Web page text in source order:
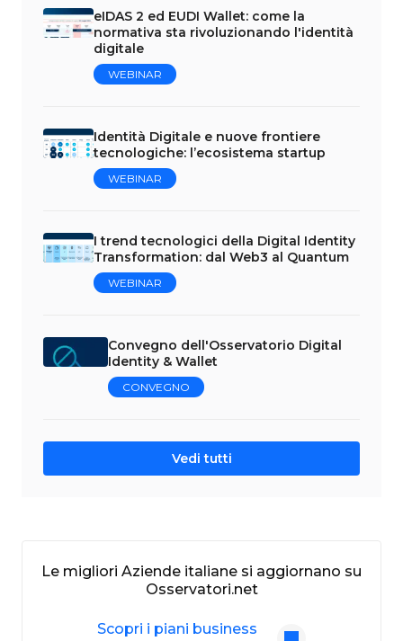
eIDAS 2 ed EUDI Wallet: come la
normativa sta rivoluzionando l'identità
digitale
WEBINAR
Identità Digitale e nuove frontiere
tecnologiche: l’ecosistema startup
WEBINAR
I trend tecnologici della Digital Identity
Transformation: dal Web3 al Quantum
WEBINAR
Convegno dell'Osservatorio Digital
Identity & Wallet
CONVEGNO
Vedi tutti
Le migliori Aziende italiane si aggiornano su
Osservatori.net
Scopri i piani business